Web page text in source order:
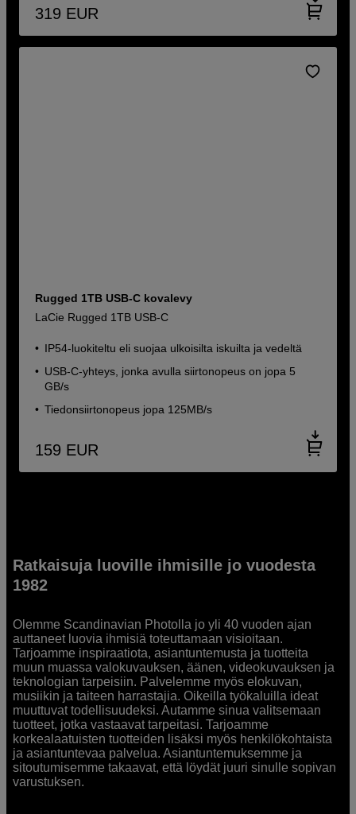
319 EUR
Rugged 1TB USB-C kovalevy
LaCie Rugged 1TB USB-C
IP54-luokiteltu eli suojaa ulkoisilta iskuilta ja vedeltä
USB-C-yhteys, jonka avulla siirtonopeus on jopa 5
GB/s
Tiedonsiirtonopeus jopa 125MB/s
159 EUR
Ratkaisuja luoville ihmisille jo vuodesta
1982
Olemme Scandinavian Photolla jo yli 40 vuoden ajan
auttaneet luovia ihmisiä toteuttamaan visioitaan.
Tarjoamme inspiraatiota, asiantuntemusta ja tuotteita
muun muassa valokuvauksen, äänen, videokuvauksen ja
teknologian tarpeisiin. Palvelemme myös elokuvan,
musiikin ja taiteen harrastajia. Oikeilla työkaluilla ideat
muuttuvat todellisuudeksi. Autamme sinua valitsemaan
tuotteet, jotka vastaavat tarpeitasi. Tarjoamme
korkealaatuisten tuotteiden lisäksi myös henkilökohtaista
ja asiantuntevaa palvelua. Asiantuntemuksemme ja
sitoutumisemme takaavat, että löydät juuri sinulle sopivan
varustuksen.